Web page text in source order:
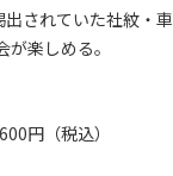
されていた社紋・車
楽しめる。
円（税込）